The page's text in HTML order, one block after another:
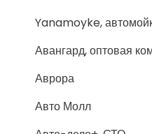
Yanamoyke,
Авангард, оптовая
Аврора
Авто Молл